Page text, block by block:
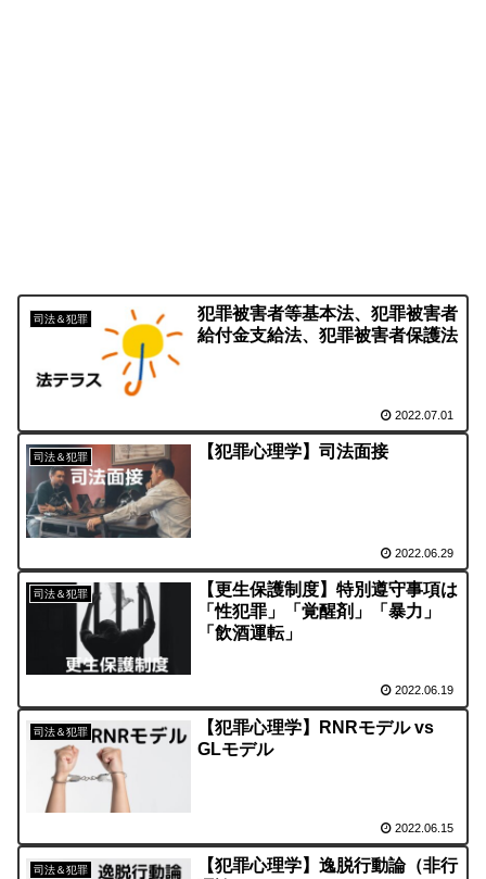
司法＆犯罪
犯罪被害者等基本法、犯罪被害者
給付金支給法、犯罪被害者保護法
2022.07.01
司法＆犯罪 【犯罪心理学】司法面接
2022.06.29
司法＆犯罪
【更生保護制度】特別遵守事項は
「性犯罪」「覚醒剤」「暴力」
「飲酒運転」
2022.06.19
司法＆犯罪
【犯罪心理学】RNRモデル vs
GLモデル
2022.06.15
司法＆犯罪
【犯罪心理学】逸脱行動論（非行